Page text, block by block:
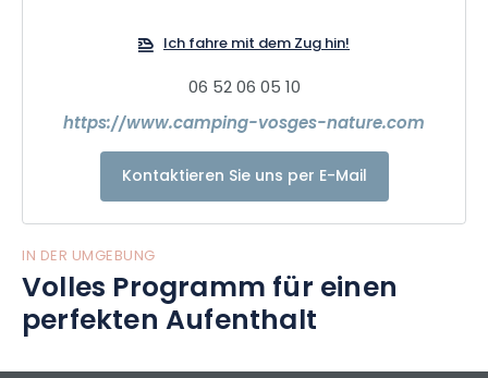
Ich fahre mit dem Zug hin!
06 52 06 05 10
https://www.camping-vosges-nature.com
Kontaktieren Sie uns per E-Mail
IN DER UMGEBUNG
Volles Programm für einen
perfekten Aufenthalt